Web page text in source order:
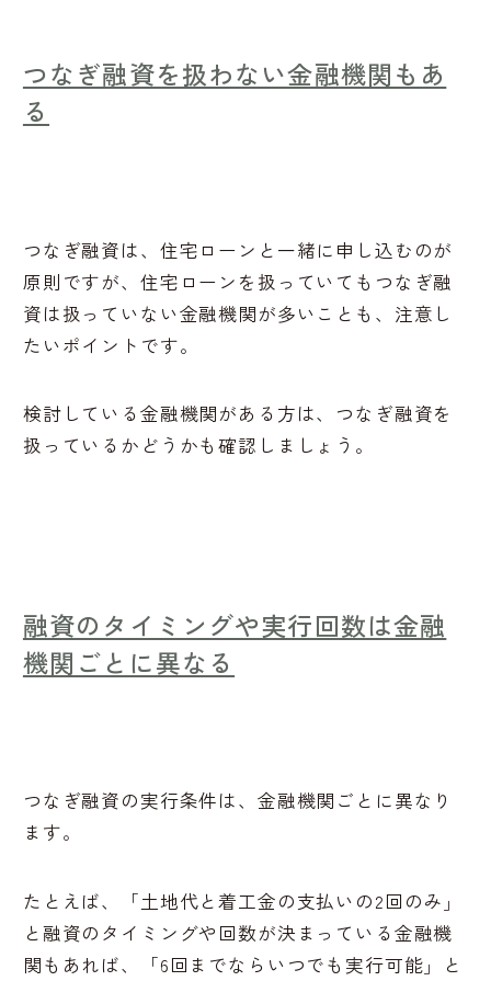
つなぎ融資を扱わない金融機関もあ
る
つなぎ融資は、住宅ローンと一緒に申し込むのが
原則ですが、住宅ローンを扱っていてもつなぎ融
資は扱っていない金融機関が多いことも、注意し
たいポイントです。
検討している金融機関がある方は、つなぎ融資を
扱っているかどうかも確認しましょう。
融資のタイミングや実行回数は金融
機関ごとに異なる
つなぎ融資の実行条件は、金融機関ごとに異なり
ます。
たとえば、「土地代と着工金の支払いの2回のみ」
と融資のタイミングや回数が決まっている金融機
関もあれば、「6回までならいつでも実行可能」と